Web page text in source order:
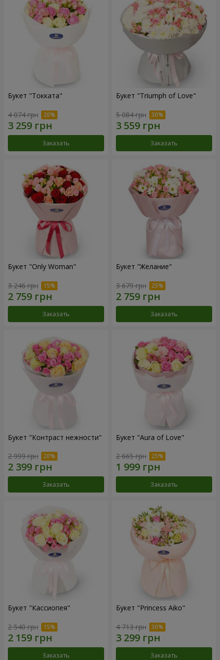
Букет "Токката"
4 074 грн
Заказать
Букет "Triumph of Love"
5 084 грн
Заказать
Букет "Only Woman"
3 246 грн
Заказать
Букет "Желание"
3 679 грн
Заказать
Букет "Контраст нежности"
2 999 грн
Заказать
Букет "Aura of Love"
2 665 грн
Заказать
Букет "Кассиопея"
2 540 грн
Заказать
Букет "Princess Aiko"
4 713 грн
Заказать